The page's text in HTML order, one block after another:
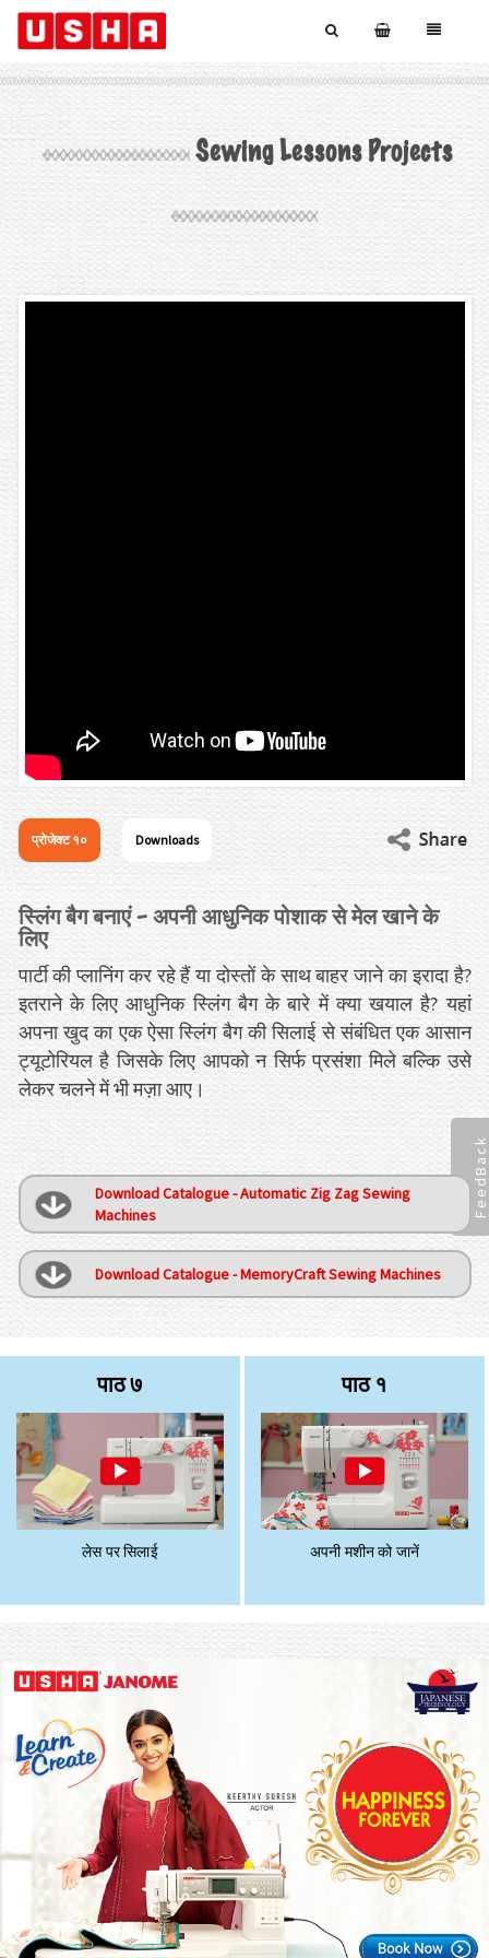
FeedBack
Sewing Lessons Projects
प्रोजेक्ट १० Downloads
स्लिंग बैग बनाएं – अपनी आधुनिक पोशाक से मेल खाने के
लिए
पार्टी की प्लानिंग कर रहे हैं या दोस्तों के साथ बाहर जाने का इरादा है?
इतराने के लिए आधुनिक स्लिंग बैग के बारे में क्या खयाल है? यहां
अपना खुद का एक ऐसा स्लिंग बैग की सिलाई से संबंधित एक आसान
ट्यूटोरियल है जिसके लिए आपको न सिर्फ प्रसंशा मिले बल्कि उसे
लेकर चलने में भी मज़ा आए।
Download Catalogue - Automatic Zig Zag Sewing
Machines
Download Catalogue - MemoryCraft Sewing Machines
पाठ ७
लेस पर सिलाई
पाठ १
अपनी मशीन को जानें